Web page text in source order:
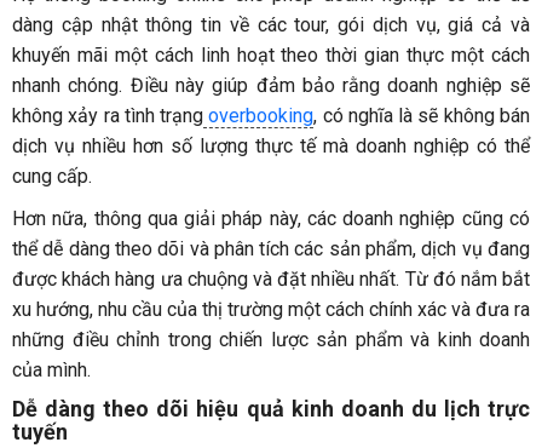
dàng cập nhật thông tin về các tour, gói dịch vụ, giá cả và
khuyến mãi một cách linh hoạt theo thời gian thực một cách
nhanh chóng. Điều này giúp đảm bảo rằng doanh nghiệp sẽ
không xảy ra tình trạng overbooking, có nghĩa là sẽ không bán
dịch vụ nhiều hơn số lượng thực tế mà doanh nghiệp có thể
cung cấp.
Hơn nữa, thông qua giải pháp này, các doanh nghiệp cũng có
thể dễ dàng theo dõi và phân tích các sản phẩm, dịch vụ đang
được khách hàng ưa chuộng và đặt nhiều nhất. Từ đó nắm bắt
xu hướng, nhu cầu của thị trường một cách chính xác và đưa ra
những điều chỉnh trong chiến lược sản phẩm và kinh doanh
của mình.
Dễ dàng theo dõi hiệu quả kinh doanh du lịch trực
tuyến